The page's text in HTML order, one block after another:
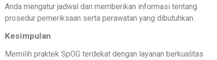
Anda mengatur jadwal dan memberikan informasi tentang
prosedur pemeriksaan serta perawatan yang dibutuhkan.
Kesimpulan
Memilih praktek SpOG terdekat dengan layanan berkualitas